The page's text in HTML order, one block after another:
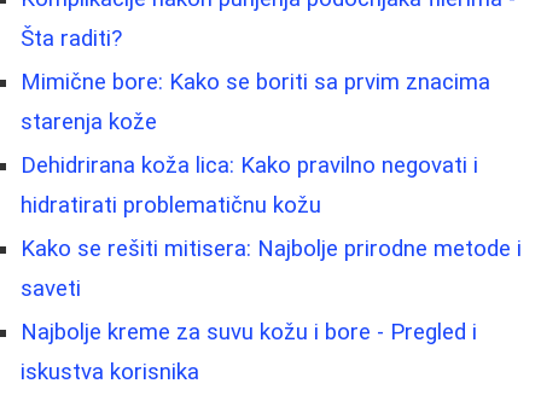
Šta raditi?
Mimične bore: Kako se boriti sa prvim znacima
starenja kože
Dehidrirana koža lica: Kako pravilno negovati i
hidratirati problematičnu kožu
Kako se rešiti mitisera: Najbolje prirodne metode i
saveti
Najbolje kreme za suvu kožu i bore - Pregled i
iskustva korisnika